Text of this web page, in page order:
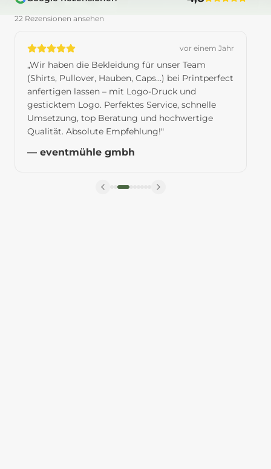
22 Rezensionen ansehen
vor einem Jahr
„Wir haben die Bekleidung für unser Team
(Shirts, Pullover, Hauben, Caps…) bei Printperfect
anfertigen lassen – mit Logo-Druck und
gesticktem Logo. Perfektes Service, schnelle
Umsetzung, top Beratung und hochwertige
Qualität. Absolute Empfehlung!"
— eventmühle gmbh